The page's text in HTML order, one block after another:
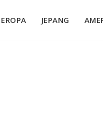
EROPA JEPANG